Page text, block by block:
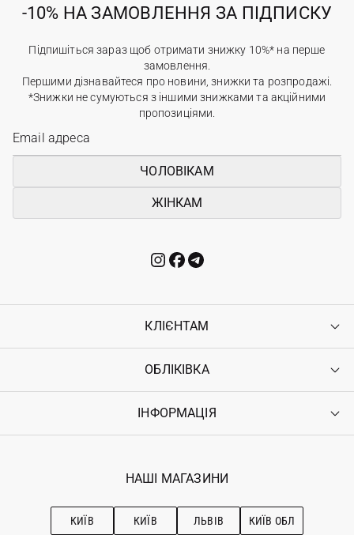
-10% НА ЗАМОВЛЕННЯ ЗА ПІДПИСКУ
Підпишіться зараз щоб отримати знижку 10%* на перше
замовлення.
Першими дізнавайтеся про новини, знижки та розпродажі.
*Знижки не сумуються з іншими знижками та акційними
пропозиціями.
ЧОЛОВІКАМ
ЖІНКАМ
КЛІЄНТАМ
Контакти
Повернення
Гарантія
ОБЛІКІВКА
Увійти
Ostriv Club+
ІНФОРМАЦІЯ
Наші магазини
Рекомендації з догляду
НАШІ МАГАЗИНИ
КИЇВ КИЇВ ЛЬВІВ КИЇВ ОБЛ